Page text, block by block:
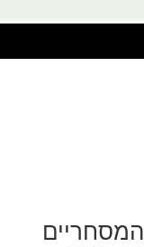
10 המוצרים המסחריים